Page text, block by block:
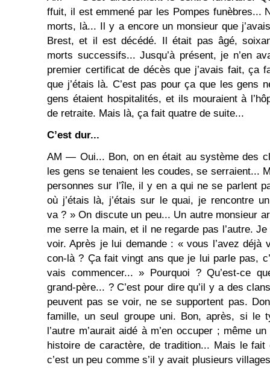
ffuit, il est emmené par les Pompes funèbres...
morts, là... Il y a encore un monsieur que
Brest, et il est décédé. Il était pas âgé,
morts successifs... Jusqu’à présent, je n’en
premier certificat de décès que j’avais fait, ça
que j’étais là. C’est pas pour ça que les gens
gens étaient hospitalités, et ils mouraient à
de retraite. Mais là, ça fait quatre de suite...
C’est dur...
AM ― Oui... Bon, on en était au système des
les gens se tenaient les coudes, se serraient...
personnes sur l’île, il y en a qui ne se parlent
où j’étais là, j’étais sur le quai, je rencontre
va ? » On discute un peu... Un autre monsieur
me serre la main, et il ne regarde pas l’autre.
voir. Après je lui demande : « vous l’avez
con-là ? Ça fait vingt ans que je lui parle pas,
vais commencer... » Pourquoi ? Qu’est-ce
grand-père... ? C’est pour dire qu’il y a des
peuvent pas se voir, ne se supportent pas.
famille, un seul groupe uni. Bon, après, si le
l’autre m’aurait aidé à m’en occuper ; même
histoire de caractère, de tradition... Mais le fait
c’est un peu comme s’il y avait plusieurs